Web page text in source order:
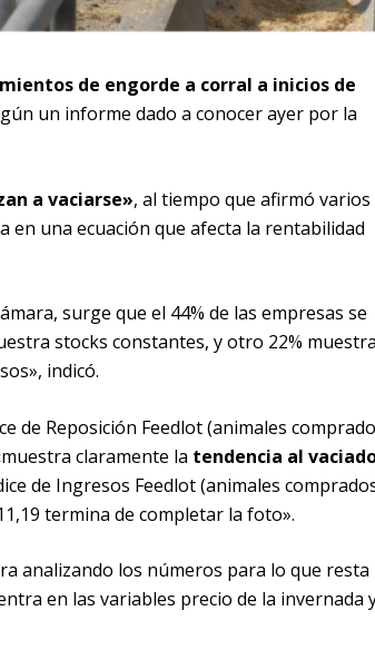
de engorde a corral a inicios de
un informe dado a conocer ayer por la
a vaciarse», al tiempo que afirmó varios
en una ecuación que afecta la rentabilidad
surge que el 44% de las empresas se
stocks constantes, y otro 22%
indicó.
de Reposición Feedlot (animales
claramente la tendencia al
de Ingresos Feedlot (animales
termina de completar la foto».
analizando los números para lo que resta
en las variables precio de la invernada